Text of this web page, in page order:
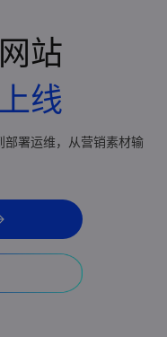
站
线
署运维，从营销素材输